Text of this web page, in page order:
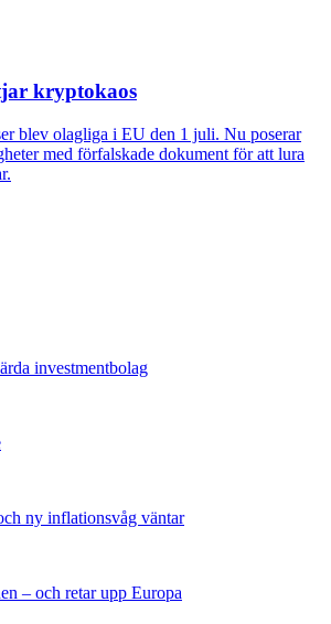
kryptokaos
blev olagliga i EU den 1 juli. Nu poserar
med förfalskade dokument för att lura
investmentbolag
ny inflationsvåg väntar
– och retar upp Europa